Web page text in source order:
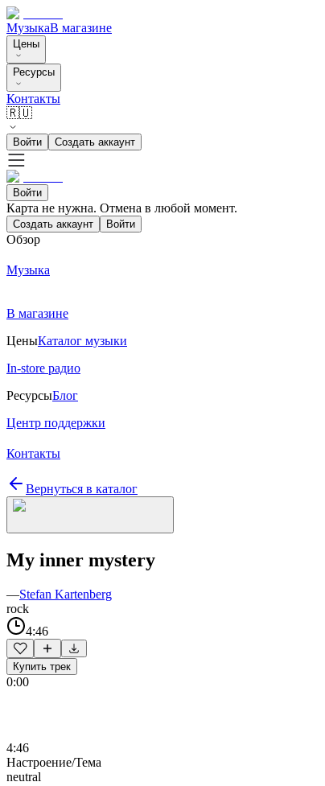
МузыкаВ магазине
Цены
Ресурсы
Контакты
🇷🇺
Войти Создать аккаунт
Войти
Карта не нужна. Отмена в любой момент.
Создать аккаунт Войти
Обзор
Музыка
В магазине
ЦеныКаталог музыки
In-store радио
РесурсыБлог
Центр поддержки
Контакты
Вернуться в каталог
My inner mystery
—Stefan Kartenberg
rock
4:46
Купить трек
0:00
4:46
Настроение/Тема
neutral